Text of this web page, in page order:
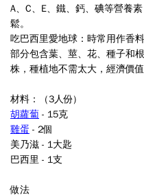
A、 C、 E、鐵、鈣、碘等營養
鬆。
吃巴西里愛地球： 時常用作香
部分包含葉、莖、花、種子和
株，種植地不需太大，經濟價值
材料：（3人份)
胡蘿蔔 - 15克
雞蛋 - 2個
美乃滋 - 1大匙
巴西里 - 1支
做法